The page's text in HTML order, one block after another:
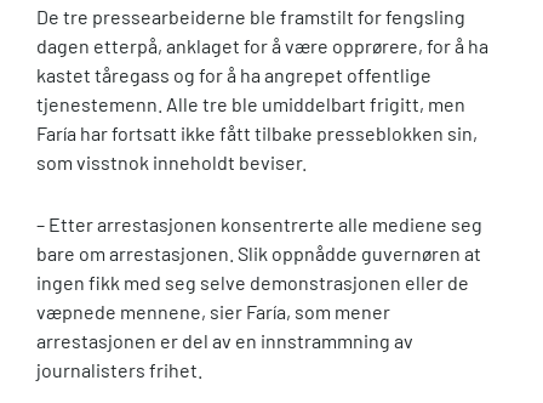
De tre pressearbeiderne ble framstilt for fengsling
dagen etterpå, anklaget for å være opprørere, for å ha
kastet tåregass og for å ha angrepet offentlige
tjenestemenn. Alle tre ble umiddelbart frigitt, men
Faría har fortsatt ikke fått tilbake presseblokken sin,
som visstnok inneholdt beviser.
– Etter arrestasjonen konsentrerte alle mediene seg
bare om arrestasjonen. Slik oppnådde guvernøren at
ingen fikk med seg selve demonstrasjonen eller de
væpnede mennene, sier Faría, som mener
arrestasjonen er del av en innstrammning av
journalisters frihet.